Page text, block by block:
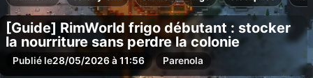
[Guide] RimWorld frigo débutant : stocker
la nourriture sans perdre la colonie
Publié le28/05/2026 à 11:56 Parenola